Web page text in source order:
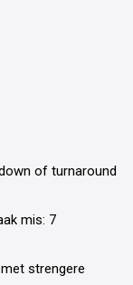
of turnaround
mis: 7
strengere